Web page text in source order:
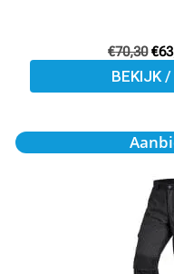
€70,30 €
BEKIJK